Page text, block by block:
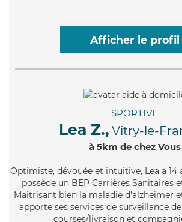
Afficher le profil
SPORTIVE
Lea Z., Vitry-le-
à 5km de chez Vous
Optimiste, dévouée et intuitive, Lea a 14
possède un BEP Carrières Sanitaires
Maitrisant bien la maladie d'alzheimer
apporte ses services de surveillance
courses/livraison et